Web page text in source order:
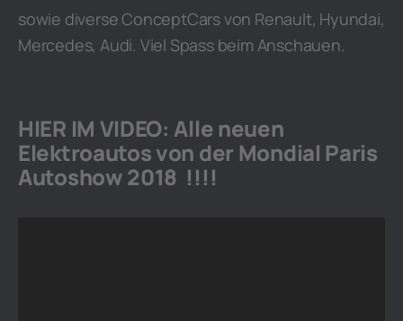
sowie diverse ConceptCars von Renault, Hyundai,
Mercedes, Audi. Viel Spass beim Anschauen.
HIER IM VIDEO: Alle neuen
Elektroautos von der Mondial Paris
Autoshow 2018 !!!!